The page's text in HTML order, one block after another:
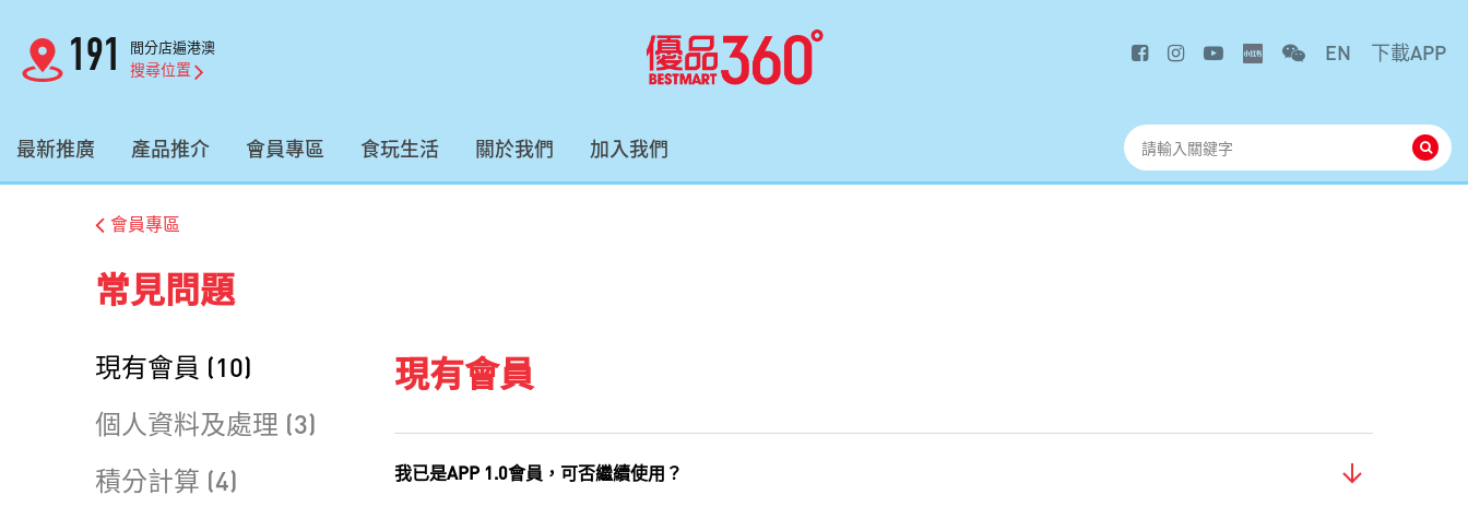
191 間分店遍港澳
搜尋位置
EN 下載APP
最新推廣 產品推介 會員專區 食玩生活 關於我們 加入我們
會員專區
常見問題
現有會員 (10)
個人資料及處理 (3)
積分計算 (4)
現有會員
我已是APP 1.0會員，可否繼續使用？